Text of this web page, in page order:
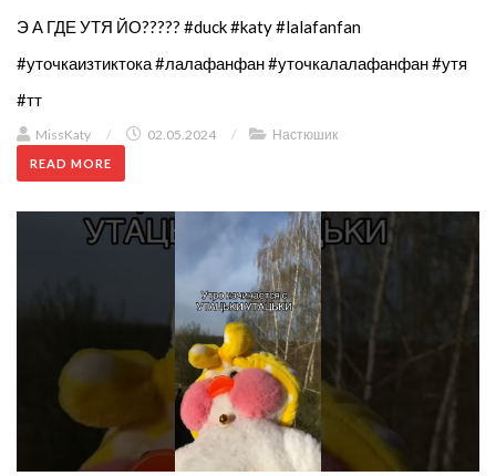
Э А ГДЕ УТЯ ЙО????? #duck #katy #lalafanfan
#уточкаизтиктока #лалафанфан #уточкалалафанфан #утя
#тт
MissKaty / 02.05.2024 / Настюшик
READ MORE